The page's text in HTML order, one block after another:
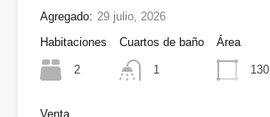
Agregado: 29 julio, 2026
Habitaciones
2
Cuartos de baño
1
Área
130
Venta